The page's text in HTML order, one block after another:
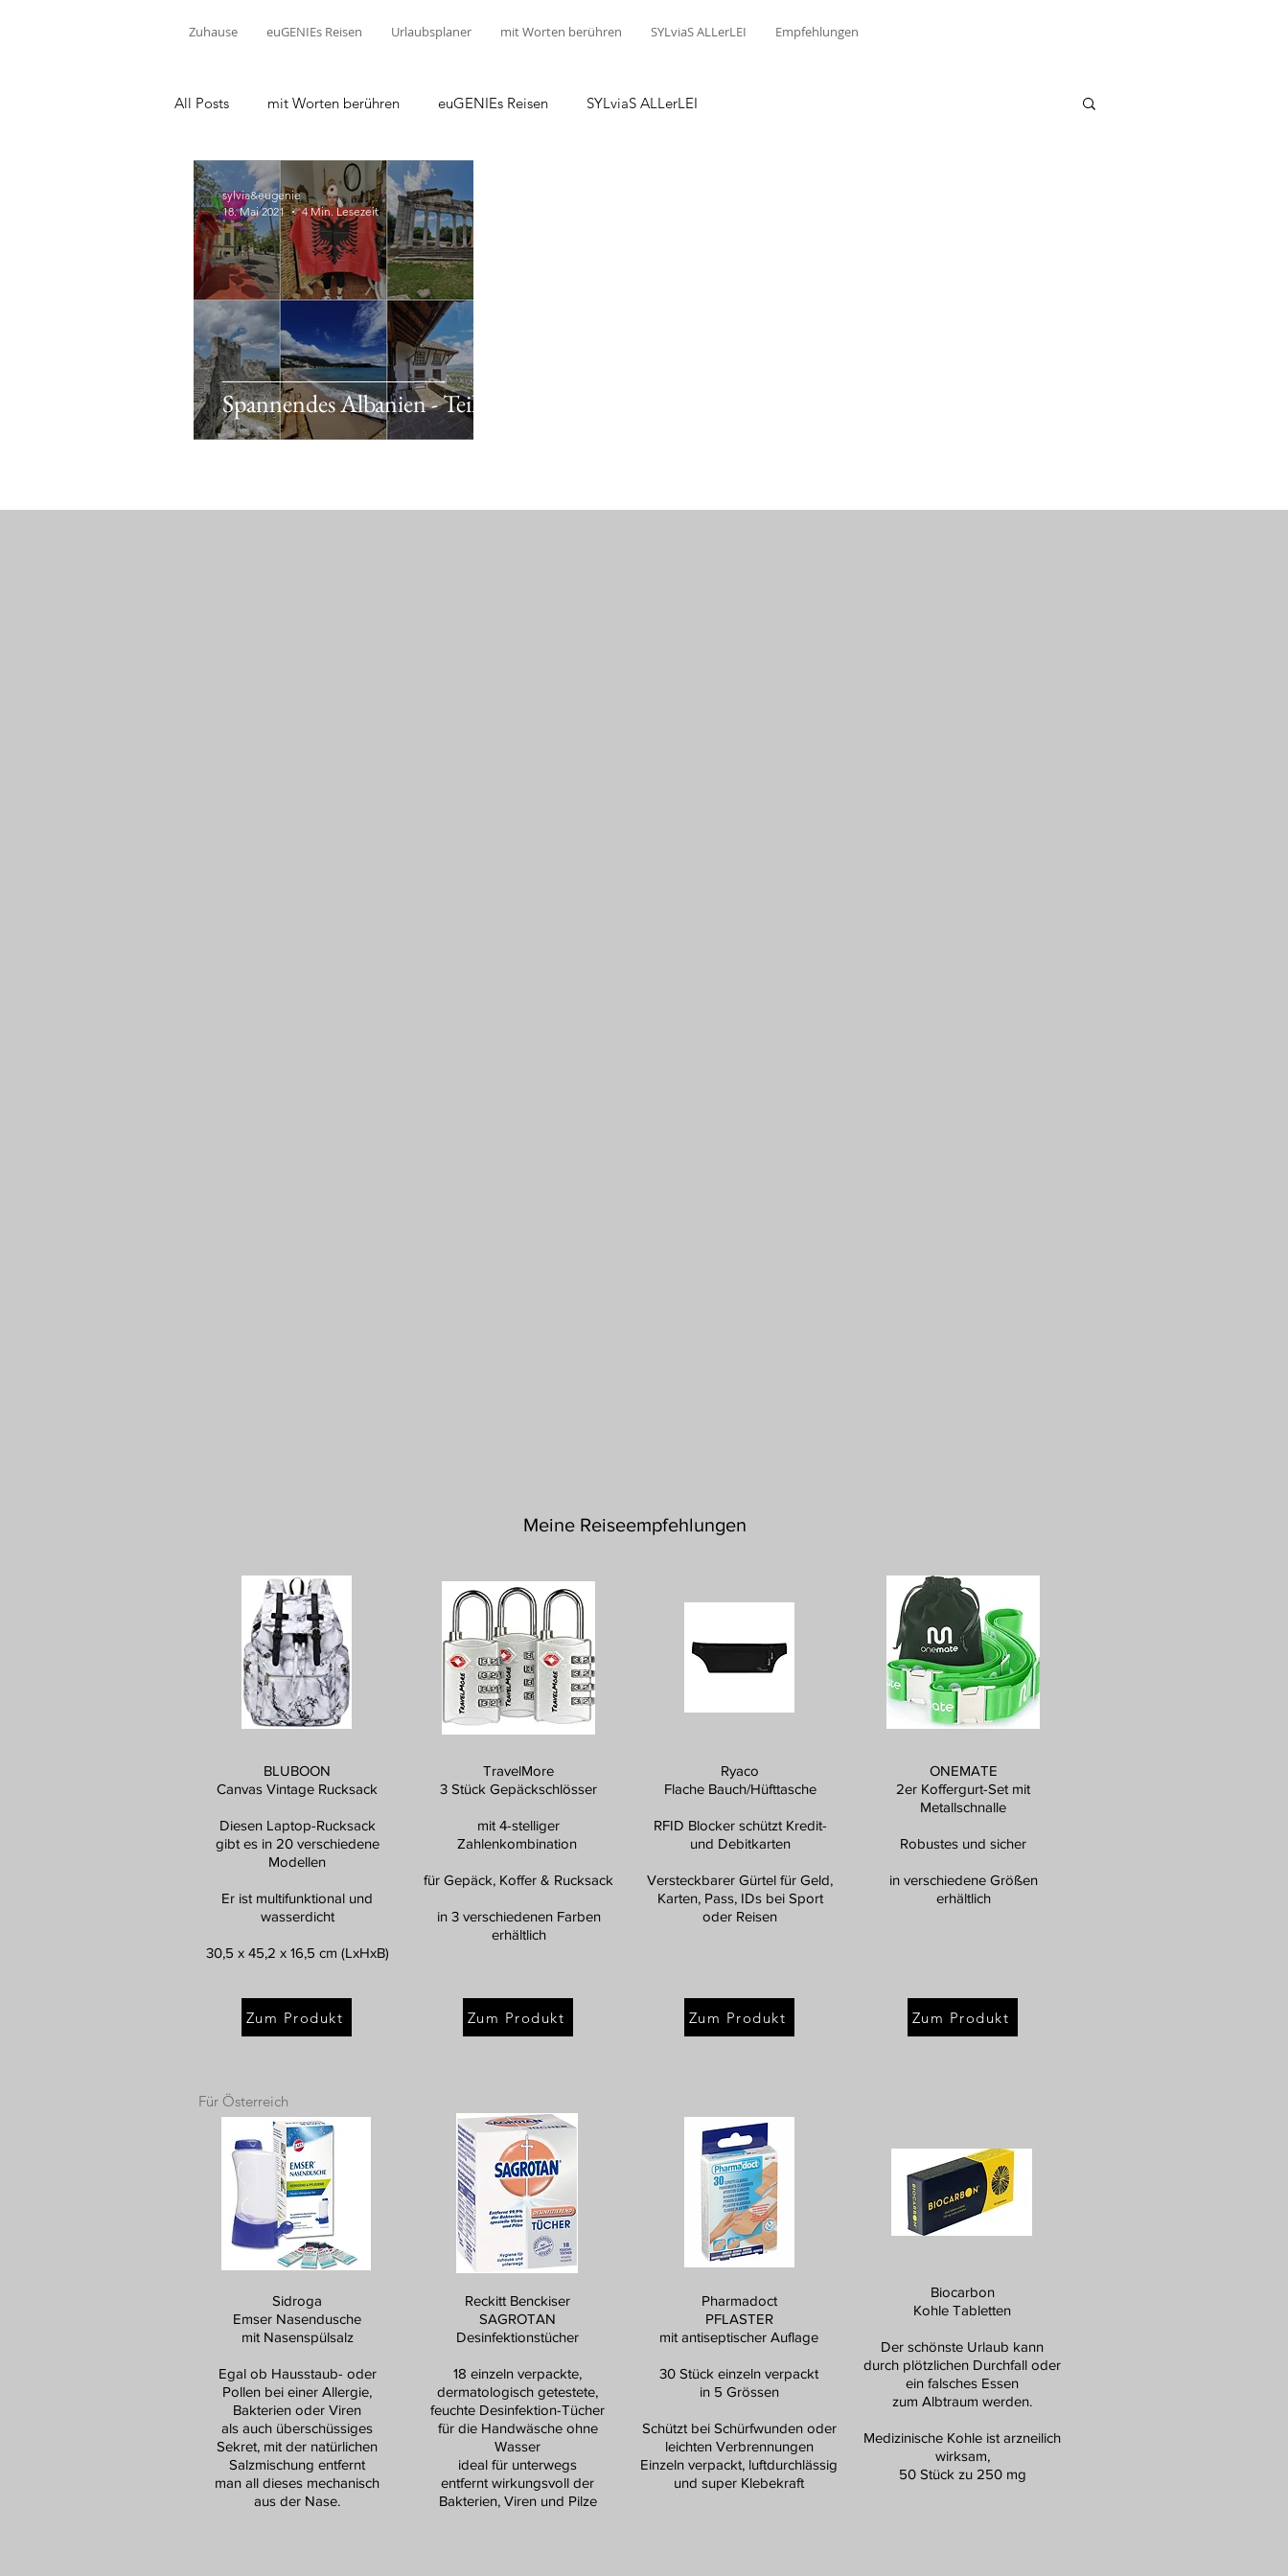
Zuhause euGENIEs Reisen Urlaubsplaner mit Worten berühren SYLviaS ALLerLEI Empfehlungen
All Posts mit Worten berühren euGENIEs Reisen SYLviaS ALLerLEI
Spannendes Albanien - Teil 1
sylvia&eugenie
18. Mai 2021
4 Min. Lesezeit
Meine Reiseempfehlungen
BLUBOON
Canvas Vintage Rucksack
Diesen Laptop-Rucksack
gibt es in 20 verschiedene
Modellen
Er ist multifunktional und
wasserdicht
30,5 x 45,2 x 16,5 cm (LxHxB)
Zum Produkt
TravelMore
3 Stück Gepäckschlösser
mit 4-stelliger
Zahlenkombination
für Gepäck, Koffer & Rucksack
in 3 verschiedenen Farben
erhältlich
Zum Produkt
Ryaco
Flache Bauch/Hüfttasche
RFID Blocker schützt Kredit-
und Debitkarten
Versteckbarer Gürtel für Geld,
Karten, Pass, IDs bei Sport
oder Reisen
Zum Produkt
ONEMATE
2er Koffergurt-Set mit
Metallschnalle
Robustes und sicher
in verschiedene Größen
erhältlich
Zum Produkt
Für Österreich
Sidroga
Emser Nasendusche
mit Nasenspülsalz
Egal ob Hausstaub- oder
Pollen bei einer Allergie,
Bakterien oder Viren
als auch überschüssiges
Sekret, mit der natürlichen
Salzmischung entfernt
man all dieses mechanisch
aus der Nase.
Reckitt Benckiser
SAGROTAN
Desinfektionstücher
18 einzeln verpackte,
dermatologisch getestete,
feuchte Desinfektion-Tücher
für die Handwäsche ohne
Wasser
ideal für unterwegs
entfernt wirkungsvoll der
Bakterien, Viren und Pilze
Pharmadoct
PFLASTER
mit antiseptischer Auflage
30 Stück einzeln verpackt
in 5 Grössen
Schützt bei Schürfwunden oder
leichten Verbrennungen
Einzeln verpackt, luftdurchlässig
und super Klebekraft
Biocarbon
Kohle Tabletten
Der schönste Urlaub kann
durch plötzlichen Durchfall oder
ein falsches Essen
zum Albtraum werden.
Medizinische Kohle ist arzneilich
wirksam,
50 Stück zu 250 mg